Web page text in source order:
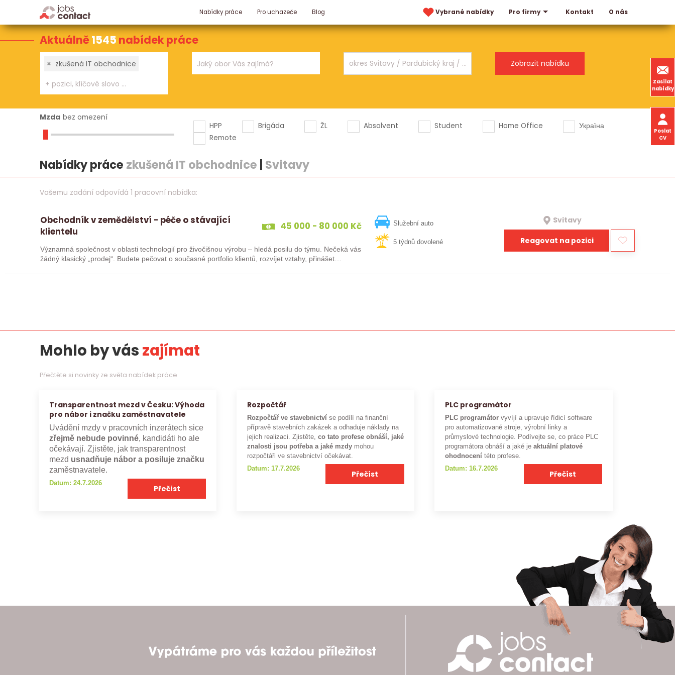
Nabídky práce Pro uchazeče Blog Vybrané nabídky Pro firmy Kontakt O nás
Zasílat
nabídky
Poslat
CV
Aktuálně1545 nabídek práce
× zkušená IT obchodnice
Mzda bez omezení
HPP
Brigáda ŽL Absolvent Student Home Office
Україна
Remote
Nabídky práce zkušená IT obchodnice Svitavy
Vašemu zadání odpovídá 1 pracovní nabídka:
Obchodník v zemědělství - péče o stávající
klientelu
45 000 - 80 000 Kč
Významná společnost v oblasti technologií pro živočišnou výrobu – hledá posilu do týmu. Nečeká vás
žádný klasický „prodej“. Budete pečovat o současné portfolio klientů, rozvíjet vztahy, přinášet…
Služební auto
5 týdnů dovolené
Svitavy
Reagovat na pozici
Mohlo by vászajímat
Přečtěte si novinky ze světa nabídek práce
Transparentnost mezd v Česku: Výhoda
pro nábor i značku zaměstnavatele
Uvádění mzdy v pracovních inzerátech sice
zřejmě nebude povinné, kandidáti ho ale
očekávají. Zjistěte, jak transparentnost
mezd usnadňuje nábor a posiluje značku
zaměstnavatele.
Datum: 24.7.2026
Přečíst
Rozpočtář
Rozpočtář ve stavebnictví se podílí na finanční
přípravě stavebních zakázek a odhaduje náklady na
jejich realizaci. Zjistěte,co tato profese obnáší, jaké
znalosti jsou potřeba a jaké mzdy mohou
rozpočtáři ve stavebnictví očekávat.
Datum: 17.7.2026
Přečíst
PLC programátor
PLC programátor vyvíjí a upravuje řídicí software
pro automatizované stroje, výrobní linky a
průmyslové technologie. Podívejte se, co práce PLC
programátora obnáší a jaké je aktuální platové
ohodnocení této profese.
Datum: 16.7.2026
Přečíst